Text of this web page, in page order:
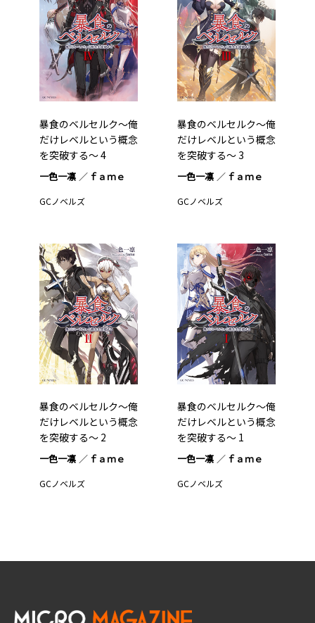
暴食のベルセルク～俺
だけレベルという概念
を突破する～ 4
一色一凛 ｆａｍｅ
GCノベルズ
暴食のベルセルク～俺
だけレベルという概念
を突破する～ 3
一色一凛 ｆａｍｅ
GCノベルズ
暴食のベルセルク～俺
だけレベルという概念
を突破する～ 2
一色一凛 ｆａｍｅ
GCノベルズ
暴食のベルセルク～俺
だけレベルという概念
を突破する～ 1
一色一凛 ｆａｍｅ
GCノベルズ